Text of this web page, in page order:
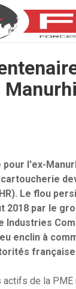
l'ex-
Le flou
2018 par le
Industries
enclin à
actifs de la PME